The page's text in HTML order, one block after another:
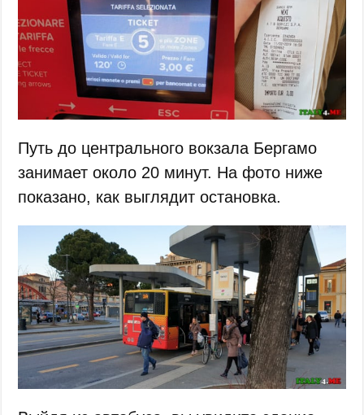
Путь до центрального вокзала Бергамо
занимает около 20 минут. На фото ниже
показано, как выглядит остановка.